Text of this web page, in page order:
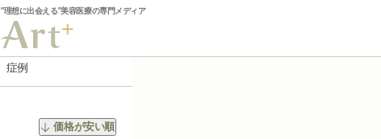
”理想に出会える”美容医療の専門メディア
症例
価格が安い順